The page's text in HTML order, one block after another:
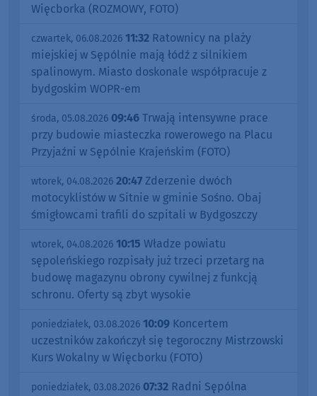
Więcborka (ROZMOWY, FOTO)
czwartek, 06.08.2026 11:32 Ratownicy na plaży
miejskiej w Sępólnie mają łódź z silnikiem
spalinowym. Miasto doskonale współpracuje z
bydgoskim WOPR-em
środa, 05.08.2026 09:46 Trwają intensywne prace
przy budowie miasteczka rowerowego na Placu
Przyjaźni w Sępólnie Krajeńskim (FOTO)
wtorek, 04.08.2026 20:47 Zderzenie dwóch
motocyklistów w Sitnie w gminie Sośno. Obaj
śmigłowcami trafili do szpitali w Bydgoszczy
wtorek, 04.08.2026 10:15 Władze powiatu
sępoleńskiego rozpisały już trzeci przetarg na
budowę magazynu obrony cywilnej z funkcją
schronu. Oferty są zbyt wysokie
poniedziałek, 03.08.2026 10:09 Koncertem
uczestników zakończył się tegoroczny Mistrzowski
Kurs Wokalny w Więcborku (FOTO)
poniedziałek, 03.08.2026 07:32 Radni Sępólna